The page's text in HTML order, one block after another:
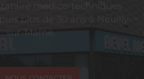
médico-techniques
plus de 30 ans à Neuilly-
sur-Marne.